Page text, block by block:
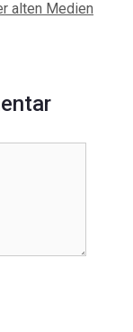
alten Medien